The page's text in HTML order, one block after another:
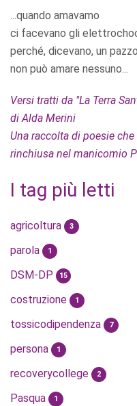
...quando amavamo
ci facevano gli
perché, dicevano, un pazzo
non può amare nessuno...
Versi tratti da "La Terra
di Alda Merini
Una raccolta di poesie
rinchiusa nel manicomio
I tag più letti
agricoltura 3
parola 1
DSM-DP 15
costruzione 1
tossicodipendenza 7
persona 1
recoverycollege 2
Pasqua 1